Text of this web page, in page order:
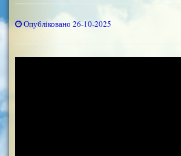
Опубліковано 26-10-2025